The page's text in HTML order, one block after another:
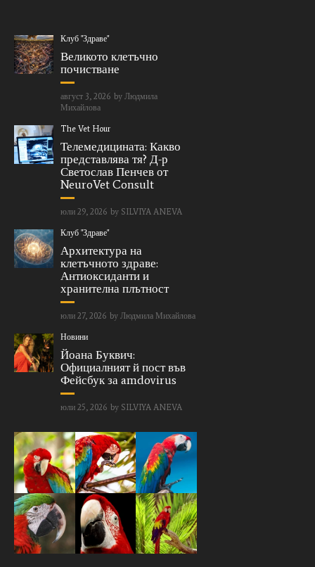
Клуб "Здраве"
Великото клетъчно
почистване
август 3, 2026 by Людмила
Михайлова
The Vet Hour
Телемедицината: Какво
представлява тя? Д-р
Светослав Пенчев от
NeuroVet Consult
юли 29, 2026 by SILVIYA ANEVA
Клуб "Здраве"
Архитектура на
клетъчното здраве:
Антиоксиданти и
хранителна плътност
юли 27, 2026 by Людмила Михайлова
Новини
Йоана Буквич:
Официалният й пост във
Фейсбук за amdovirus
юли 25, 2026 by SILVIYA ANEVA